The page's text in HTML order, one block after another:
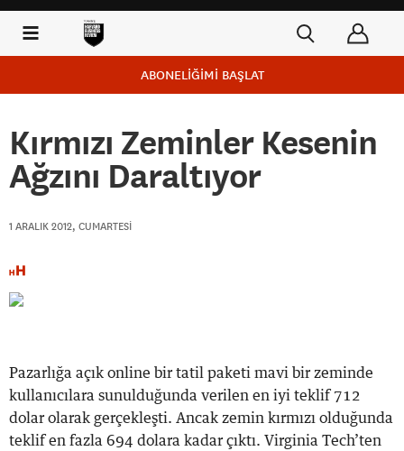
ABONELİĞİMİ BAŞLAT
Kırmızı Zeminler Kesenin
Ağzını Daraltıyor
1 ARALIK 2012, CUMARTESI
Pazarlığa açık online bir tatil paketi mavi bir zeminde
kullanıcılara sunulduğunda verilen en iyi teklif 712
dolar olarak gerçekleşti. Ancak zemin kırmızı olduğunda
teklif en fazla 694 dolara kadar çıktı. Virginia Tech’ten